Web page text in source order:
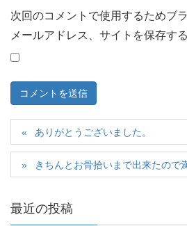
次回のコメントで使用するためブ
メールアドレス、サイトを保存する
ありがとうございました。
きちんとお骨拾いまで出来たので
最近の投稿